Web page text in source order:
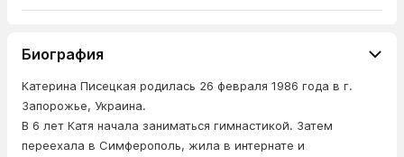
Биография
Катерина Писецкая родилась 26 февраля 1986 года в г.
Запорожье, Украина.
В 6 лет Катя начала заниматься гимнастикой. Затем
переехала в Симферополь, жила в интернате и